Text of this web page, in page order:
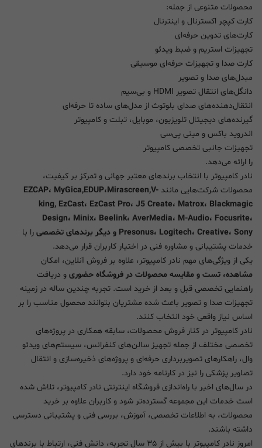
محصولات متنوعی از جمله:
کارت کپچر اکسترنال و اینترنال
کارت‌های تدوین حرفه‌ای
تجهیزات استریم و ضبط ویدئو
کارت صدا و تجهیزات حرفه‌ای موسیقی
مبدل‌های صدا و تصویر
دانگل‌های انتقال تصویر HDMI و بی‌سیم
انتقال‌دهنده‌های صدای بلوتوث از مدل‌های ساده تا حرفه‌ای
گیرنده‌های دیجیتال تلویزیون، موبایل، تبلت و کامپیوتر
اندروید باکس و مینی پی‌سی
تجهیزات جانبی تخصصی کامپیوتر
را ارائه می‌دهد.
نادر کامپیوتر با انتخاب برندهای معتبر جهانی و تمرکز بر کیفیت،
محصولات شرکت‌هایی مانند EZCAP، MyGica,EDUP،Mirascreen,V-
king, EzCast، EzCast Pro، J5 Create، Matrox، Blackmagic
Design، Minix، Beelink، AverMedia، M-Audio، Focusrite،
Presonus، Logitech، Creative، Sony و دیگر برندهای تخصصی
را با
خدمات پشتیبانی و مشاوره فنی در اختیار کاربران قرار می‌دهد.
یکی از ویژگی‌های مهم نادر کامپیوتر، علاوه بر فروش آنلاین، امکان
مشاهده، تست و مقایسه محصولات در فروشگاه حضوری و دریافت
راهنمایی تخصصی قبل و بعد از خرید است. تجربه چندین ساله در زمینه
تجهیزات صدا و تصویر باعث شده مشتریان بتوانند محصول مناسب را بر
اساس نیاز واقعی خود انتخاب کنند.
نادر کامپیوتر در کنار فروش محصولات، سابقه همکاری در پروژه‌های
تخصصی مختلف از جمله تجهیز سالن‌های کنفرانس، سیستم‌های ویدئو
وال، راهکارهای تصویربرداری حرفه‌ای و پروژه‌های ذخیره‌سازی و انتقال
تصاویر پزشکی را نیز در کارنامه خود دارد.
در سال‌های اخیر با راه‌اندازی فروشگاه اینترنتی نادر کامپیوتر، تلاش شده
است خدمات این مجموعه گسترده‌تر شود و کاربران علاوه بر خرید
محصولات، به اطلاعات تخصصی، آموزش، بررسی فنی و پشتیبانی دسترسی
داشته باشند.
امروز نادر کامپیوتر با بیش از ۳۵ سال تجربه، دانش فنی، ارتباط با برندهای